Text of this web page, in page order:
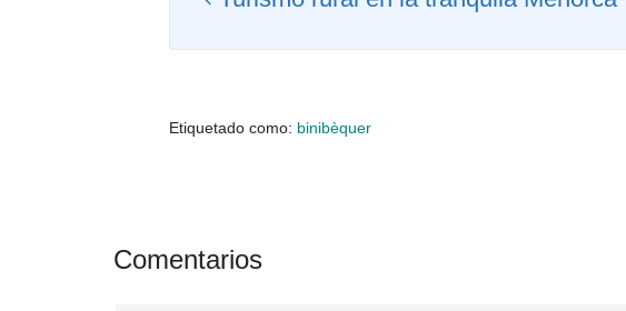
Etiquetado como: binibèquer
Interacciones
Comentarios